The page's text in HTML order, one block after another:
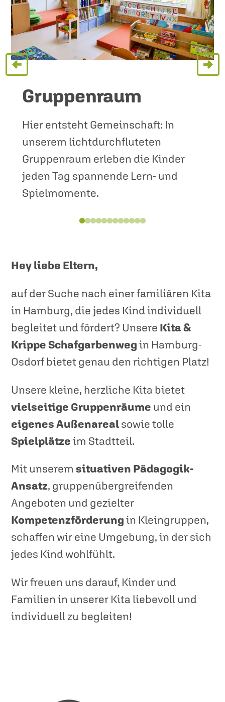
Gruppenraum
Hier entsteht Gemeinschaft: In
unserem lichtdurchfluteten
Gruppenraum erleben die Kinder
jeden Tag spannende Lern- und
Spielmomente.
Hey liebe Eltern,
auf der Suche nach einer familiären Kita
in Hamburg, die jedes Kind individuell
begleitet und fördert? Unsere Kita &
Krippe Schafgarbenwegin Hamburg-
Osdorf bietet genau den richtigen Platz!
Unsere kleine, herzliche Kita bietet
vielseitige Gruppenräume und ein
eigenes Außenarealsowie tolle
Spielplätzeim Stadtteil.
Mit unseremsituativen Pädagogik-
Ansatz, gruppenübergreifenden
Angeboten und gezielter
Kompetenzförderungin Kleingruppen,
schaffen wir eine Umgebung, in der sich
jedes Kind wohlfühlt.
Wir freuen uns darauf, Kinder und
Familien in unserer Kita liebevoll und
individuell zu begleiten!